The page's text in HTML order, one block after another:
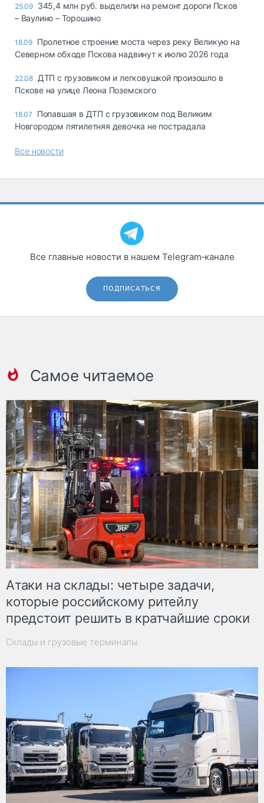
25.09 345,4 млн руб. выделили на ремонт дороги Псков
– Ваулино – Торошино
18.09 Пролетное строение моста через реку Великую на
Северном обходе Пскова надвинут к июлю 2026 года
22.08 ДТП с грузовиком и легковушкой произошло в
Пскове на улице Леона Поземского
18.07
Попавшая в ДТП с грузовиком под Великим
Новгородом пятилетняя девочка не пострадала
Все новости
Все главные новости в нашем Telegram‑канале
ПОДПИСАТЬСЯ
Самое читаемое
Атаки на склады: четыре задачи,
которые российскому ритейлу
предстоит решить в кратчайшие сроки
Склады и грузовые терминалы